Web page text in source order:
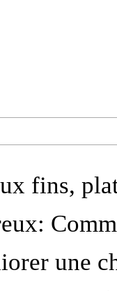
fins,
une